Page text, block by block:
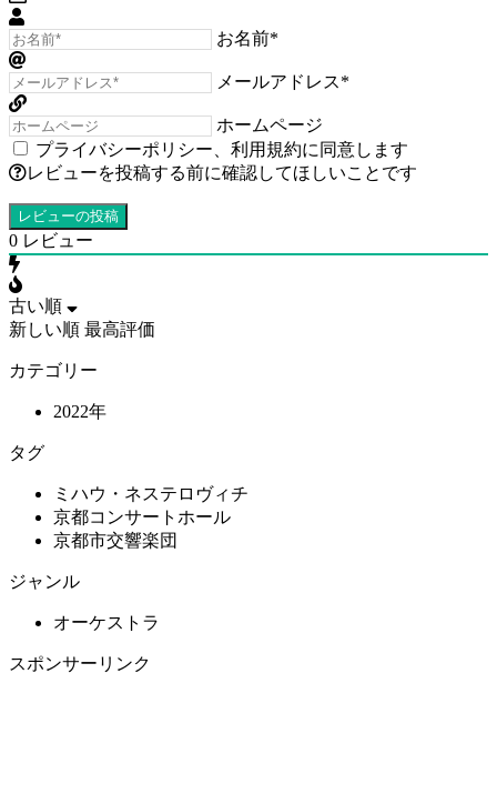
お名前*
メールアドレス*
ホームページ
プライバシーポリシー
利用規約に同意します
レビューを投稿する前に確認してほしいことです
0 レビュー
古い順
新しい順 最高評価
カテゴリー
2022年
タグ
ミハウ・ネステロヴィチ
京都コンサートホール
京都市交響楽団
ジャンル
オーケストラ
スポンサーリンク